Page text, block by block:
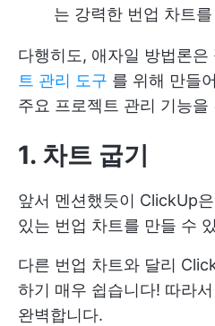
는 강력한 번업 차트
다행히도, 애자일 방법론은
트 관리 도구 를 위해 만들
주요 프로젝트 관리 기능
1. 차트 굽기
앞서 멘션했듯이 ClickUp
있는 번업 차트를 만들 수
다른 번업 차트와 달리
하기 매우 쉽습니다! 따라
완벽합니다.